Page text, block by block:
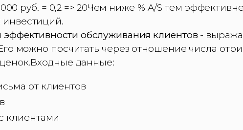
руб. = 0,2 => 20Чем ниже % A/S тем
обслуживания клиентов -
можно посчитать через отношение числа
данные:
от клиентов
клиентами